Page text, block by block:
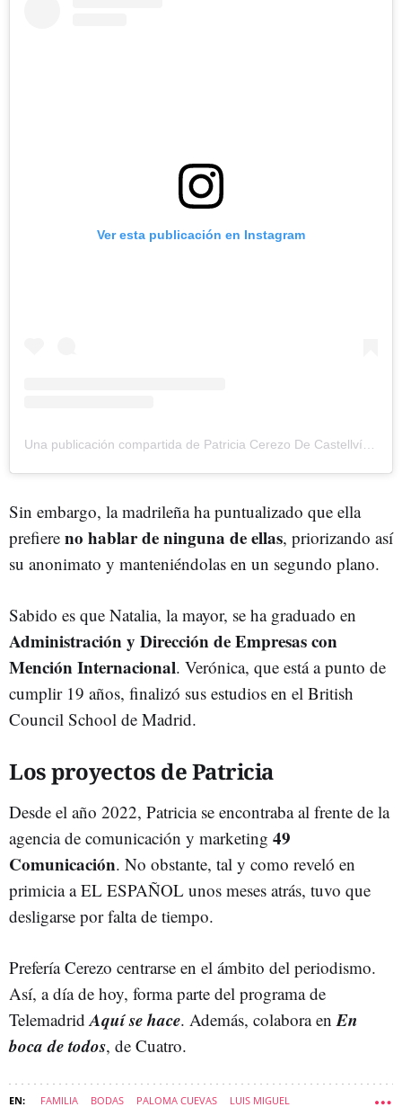
Ver esta publicación en Instagram
Sin embargo, la madrileña ha puntualizado que ella
prefiere no hablar de ninguna de ellas, priorizando así
su anonimato y manteniéndolas en un segundo plano.
Sabido es que Natalia, la mayor, se ha graduado en
Administración y Dirección de Empresas con
Mención Internacional. Verónica, que está a punto de
cumplir 19 años, finalizó sus estudios en el British
Council School de Madrid.
Los proyectos de Patricia
Desde el año 2022, Patricia se encontraba al frente de la
agencia de comunicación y marketing 49
Comunicación. No obstante, tal y como reveló en
primicia a EL ESPAÑOL unos meses atrás, tuvo que
desligarse por falta de tiempo.
Prefería Cerezo centrarse en el ámbito del periodismo.
Así, a día de hoy, forma parte del programa de
TelemadridAquí se hace. Además, colabora enEn
boca de todos, de Cuatro.
FAMILIA BODAS PALOMA CUEVAS LUIS MIGUEL